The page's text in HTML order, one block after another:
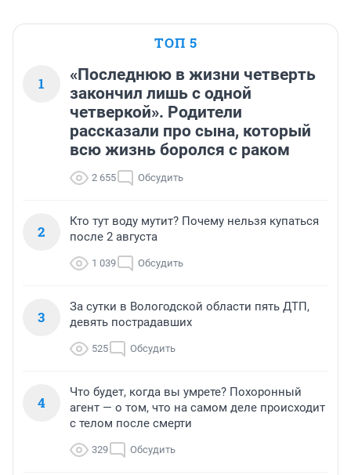
ТОП 5
1
«Последнюю в жизни четверть
закончил лишь с одной
четверкой». Родители
рассказали про сына, который
всю жизнь боролся с раком
2 655 Обсудить
2
Кто тут воду мутит? Почему нельзя купаться
после 2 августа
1 039 Обсудить
3
За сутки в Вологодской области пять ДТП,
девять пострадавших
525 Обсудить
4
Что будет, когда вы умрете? Похоронный
агент — о том, что на самом деле происходит
с телом после смерти
329 Обсудить